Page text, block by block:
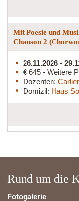
Mit Poesie und
Chanson 2
26.11.2026 -
€ 645 - Weitere
Dozenten:
Domizil: Haus
Rund um die
Fotogalerie